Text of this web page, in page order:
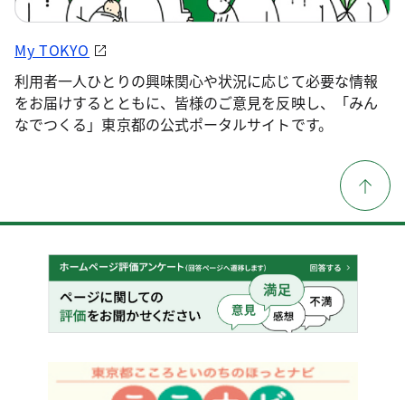
My TOKYO
利用者一人ひとりの興味関心や状況に応じて必要な情報
をお届けするとともに、皆様のご意見を反映し、「みん
なでつくる」東京都の公式ポータルサイトです。